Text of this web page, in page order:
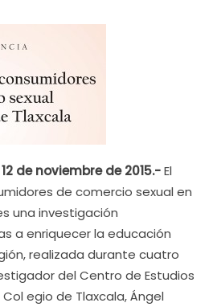
de noviembre de 2015.-El
de comercio sexual en
una investigación
a enriquecer la educación
realizada durante cuatro
del Centro de Estudios
egio de Tlaxcala, Ángel